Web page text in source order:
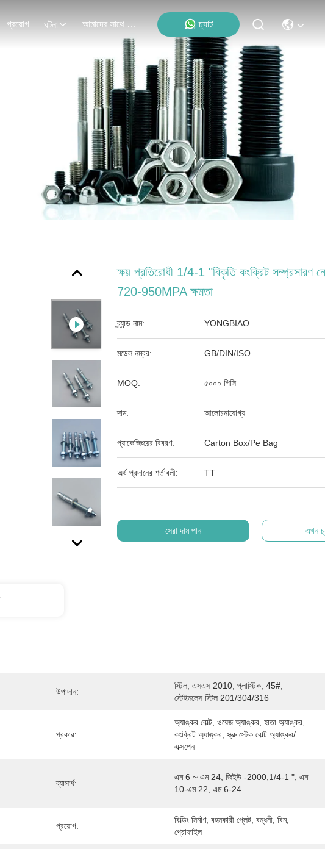
প্রয়োগ ঘটনা আমাদের সাথে যোগাযোগ চ্যাট
ক্ষয় প্রতিরোধী 1/4-1 "বিকৃতি কংক্রিট সম্প্রসারণ
720-950MPA ক্ষমতা
ব্র্যান্ড নাম: YONGBIAO
মডেল নম্বর: GB/DIN/ISO
MOQ: ৫০০০ পিসি
দাম: আলোচনাযোগ্য
প্যাকেজিংয়ের বিবরণ: Carton Box/Pe Bag
অর্থ প্রদানের শর্তাবলী: TT
সেরা দাম পান এখন
উপাদান:
স্টিল, এসএস 2010, প্লাস্টিক, 45#,
স্টেইনলেস স্টিল 201/304/316
প্রকার:
অ্যাঙ্কর বোল্ট, ওয়েজ অ্যাঙ্কর, হাতা অ্যাঙ্কর,
কংক্রিট অ্যাঙ্কর, স্ক্রু স্টেক বোল্ট অ্যাঙ্কর/
এক্সপেন
ব্যাসার্ধ:
এম 6 ~ এম 24, জিইউ -2000,1/4-1 ", এম
10-এম 22, এম 6-24
প্রয়োগ:
বিল্ডিং নির্মাণ, বহনকারী প্লেট, বন্ধনী, বিম,
প্রোফাইল